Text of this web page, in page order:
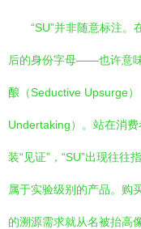
“SU”并非随意标注
后的身份字母——也许意
酿（Seductive Upsurge
Undertaking）。站在消
装“见证”，“SU”出现往往
属于实验级别的产品。购
的溯源需求就从名被抬高